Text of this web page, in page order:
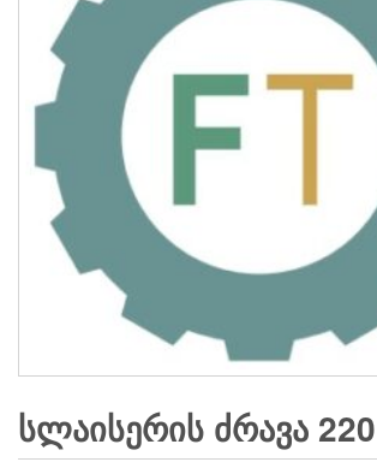
ᲡᲚᲐᲘᲡᲔᲠᲘᲡ ᲫᲠᲐᲕᲐ 220